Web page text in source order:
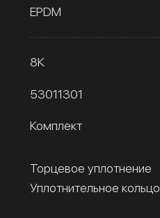
EPDM
8К
53011301
Комплект
Торцевое уплотнение
Уплотнительное кольцо